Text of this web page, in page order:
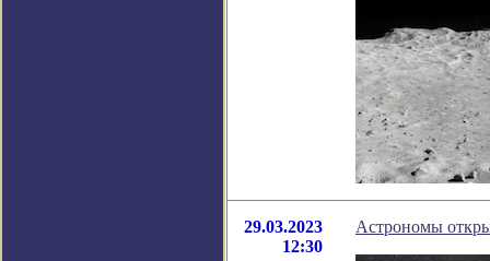
29.03.2023
12:30
Астрономы